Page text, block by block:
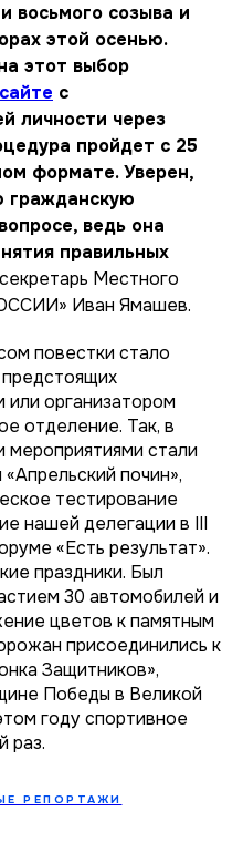
восьмого созыва и
этой осенью.
этот выбор
с
личности через
пройдет с 25
формате. Уверен,
гражданскую
ведь она
правильных
Местного
Иван Ямашев.
повестки стало
или организатором
отделение. Так, в
мероприятиями стали
почин»,
тестирование
нашей делегации в III
«Есть результат».
праздники. Был
30 автомобилей и
цветов к памятным
присоединились к
Защитников»,
Победы в Великой
году спортивное
раз.
РЕПОРТАЖИ